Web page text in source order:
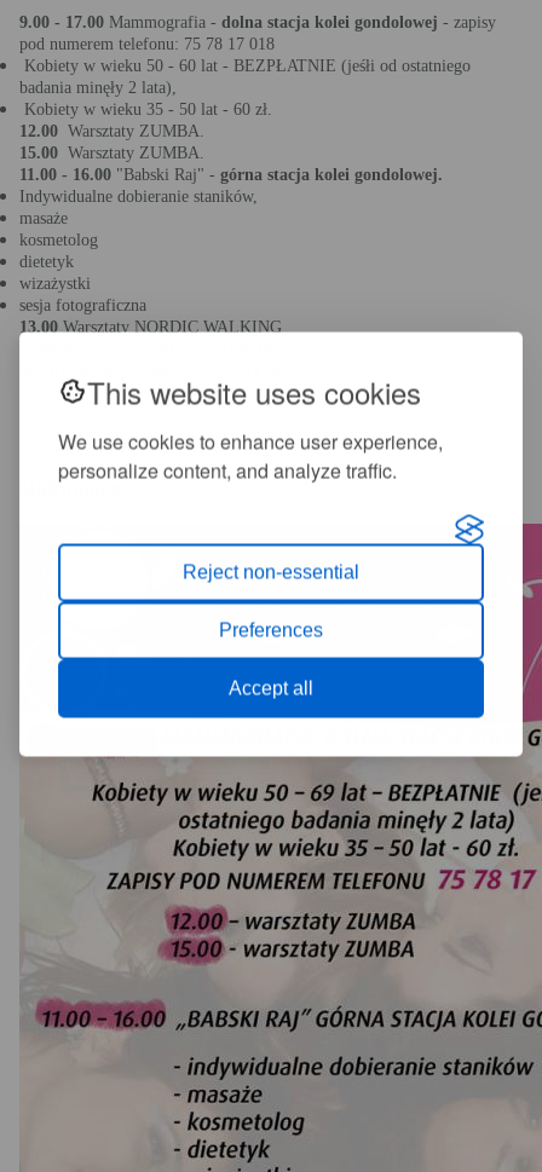
This website uses cookies
We use cookies to enhance user experience,
personalize content, and analyze traffic.
Reject non-essential
Preferences
Accept all
9.00 - 17.00 Mammografia - dolna stacja kolei gondolowej - zapisy
pod numerem telefonu: 75 78 17 018
Kobiety w wieku 50 - 60 lat - BEZPŁATNIE (jeśłi od ostatniego
badania minęły 2 lata),
Kobiety w wieku 35 - 50 lat - 60 zł.
12.00 Warsztaty ZUMBA.
15.00 Warsztaty ZUMBA.
11.00 - 16.00 "Babski Raj" - górna stacja kolei gondolowej.
Indywidualne dobieranie staników,
masaże
kosmetolog
dietetyk
wizażystki
sesja fotograficzna
13.00Warsztaty NORDIC WALKING
Multimedia